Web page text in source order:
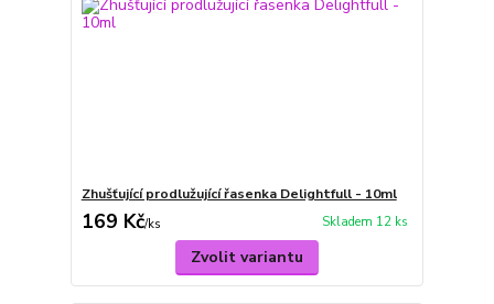
Zhušťující prodlužující řasenka Delightfull - 10ml
169 Kč/ks Skladem 12 ks
Zvolit variantu